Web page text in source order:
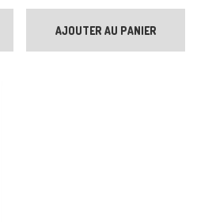
AJOUTER AU PANIER